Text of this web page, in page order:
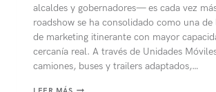
alcaldes y gobernadores— es cada vez
roadshow se ha consolidado como una de
de marketing itinerante con mayor
cercanía real. A través de Unidades
camiones, buses y trailers adaptados,…
ROADSHOW: